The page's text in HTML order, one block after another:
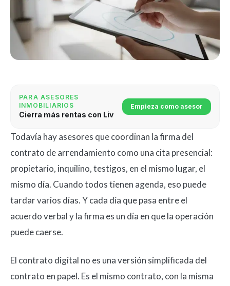
Todavía hay asesores que coordinan la firma del
contrato de arrendamiento como una cita presencial:
propietario, inquilino, testigos, en el mismo lugar, el
mismo día. Cuando todos tienen agenda, eso puede
tardar varios días. Y cada día que pasa entre el
acuerdo verbal y la firma es un día en que la operación
puede caerse.
El contrato digital no es una versión simplificada del
contrato en papel. Es el mismo contrato, con la misma
PARA ASESORES
INMOBILIARIOS
Cierra más rentas con Liv
Empieza como asesor